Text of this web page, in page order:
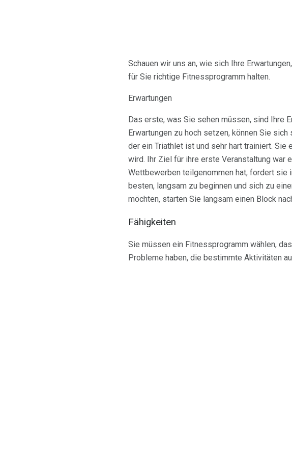
Schauen wir uns an, wie sich Ihre
für Sie richtige Fitnessprogramm halten.
Erwartungen
Das erste, was Sie sehen müssen, sind Ihre
Erwartungen zu hoch setzen, können Sie
der ein Triathlet ist und sehr hart trainiert.
wird. Ihr Ziel für ihre erste Veranstaltung war
Wettbewerben teilgenommen hat, fordert sie
besten, langsam zu beginnen und sich zu
möchten, starten Sie langsam einen Block
Fähigkeiten
Sie müssen ein Fitnessprogramm wählen,
Probleme haben, die bestimmte Aktivitäten